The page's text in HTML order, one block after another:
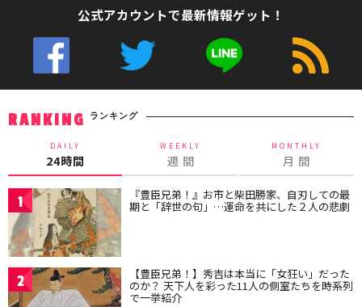
公式アカウントで最新情報ゲット！
RANKING ランキング
DAILY
24時間
WEEKLY
週 間
MONTHLY
月 間
1 『豊臣兄弟！』お市と柴田勝家、自刃しての最
期と「辞世の句」…運命を共にした２人の悲劇
2 【豊臣兄弟！】秀吉は本当に「女狂い」だった
のか？ 天下人を彩った11人の側室たちを時系列
で一挙紹介